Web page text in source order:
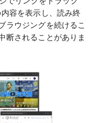
容を表示し、読み終
ラウジングを続けるこ
断されることがありま